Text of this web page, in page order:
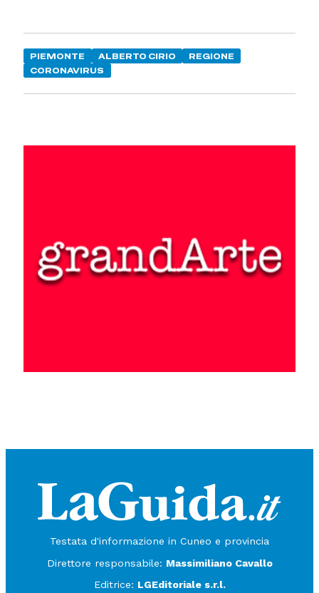
PIEMONTE ALBERTO CIRIO
REGIONE
CORONAVIRUS
Testata d'informazione in Cuneo e provincia
Direttore responsabile: Massimiliano Cavallo
Editrice: LGEditoriale s.r.l.